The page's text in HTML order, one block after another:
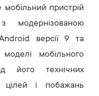
пристрій
версії 9 та
мобільного
його технічних
цілей і побажань